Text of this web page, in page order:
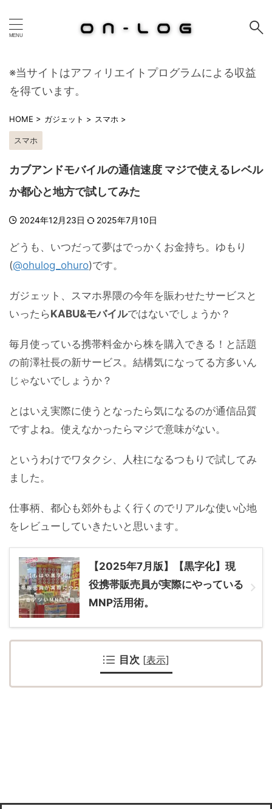
※当サイトはアフィリエイトプログラムによる収益
を得ています。
HOME > ガジェット > スマホ >
スマホ
カブアンドモバイルの通信速度 マジで使えるレベル
か都心と地方で試してみた
2024年12月23日 2025年7月10日
どうも、いつだって夢はでっかくお金持ち。ゆもり
(@ohulog_ohuro)です。
ガジェット、スマホ界隈の今年を賑わせたサービスと
いったらKABU&モバイルではないでしょうか？
毎月使っている携帯料金から株を購入できる！と話題
の前澤社長の新サービス。結構気になってる方多いん
じゃないでしょうか？
とはいえ実際に使うとなったら気になるのが通信品質
ですよね。使えなかったらマジで意味がない。
というわけでワタクシ、人柱になるつもりで試してみ
ました。
仕事柄、都心も郊外もよく行くのでリアルな使い心地
をレビューしていきたいと思います。
【2025年7月版】【黒字化】現
役携帯販売員が実際にやっている
MNP活用術。
目次 [表示]